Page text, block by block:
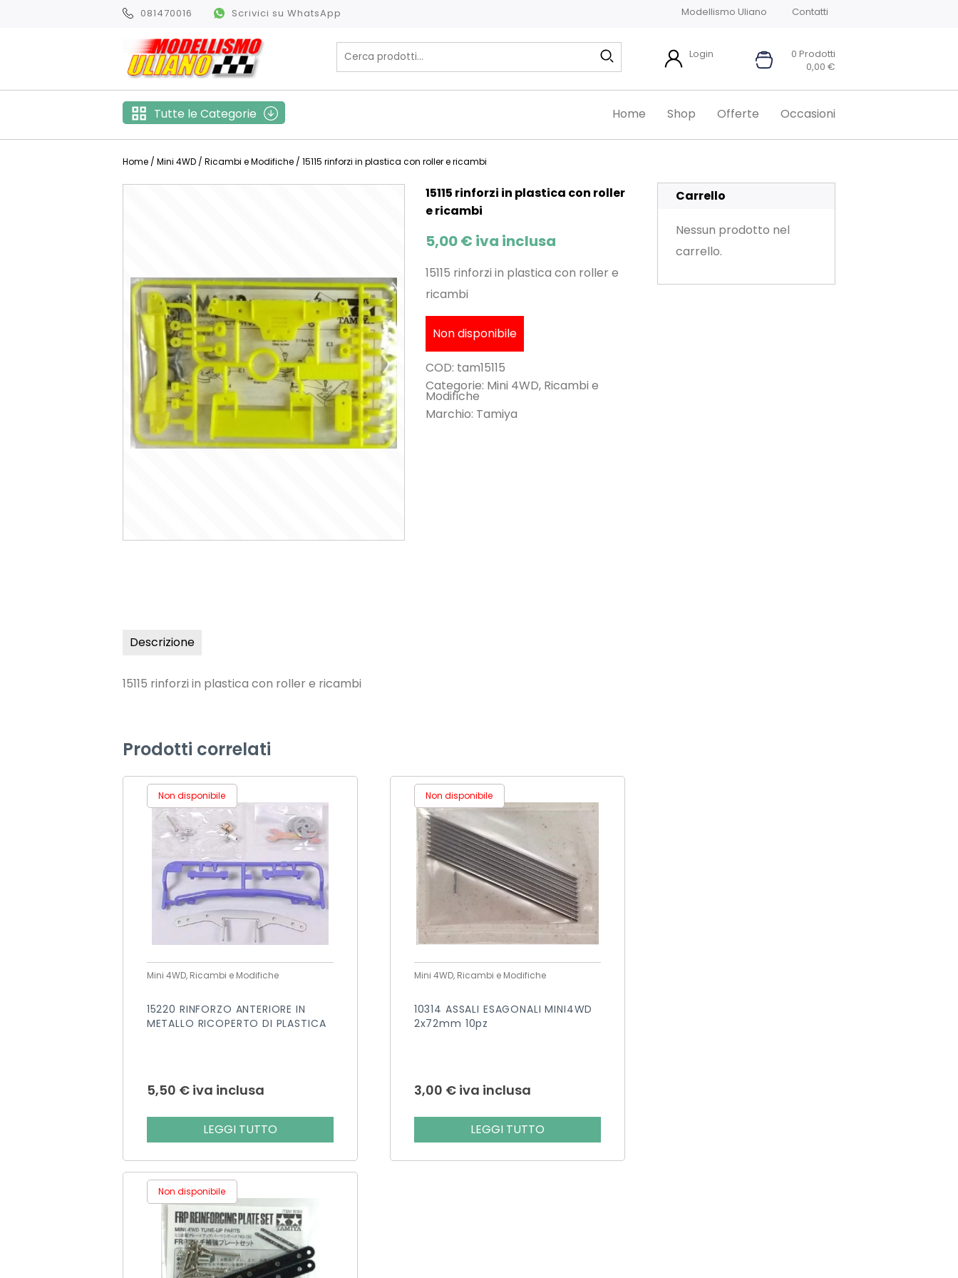
081470016 Scrivici su WhatsApp Modellismo Uliano Contatti
0 Prodotti
0,00 €
Login
Tutte le Categorie Home Shop Offerte Occasioni
Home / Mini 4WD / Ricambi e Modifiche / 15115 rinforzi in plastica con roller e ricambi
15115 rinforzi in plastica con roller
e ricambi
5,00€ iva inclusa
15115 rinforzi in plastica con roller e
ricambi
Non disponibile
COD: tam15115
Categorie: Mini 4WD, Ricambi e
Modifiche
Marchio: Tamiya
Descrizione
15115 rinforzi in plastica con roller e ricambi
Prodotti correlati
Non disponibile
Mini 4WD, Ricambi e Modifiche
15220 RINFORZO ANTERIORE IN
METALLO RICOPERTO DI PLASTICA
5,50 € iva inclusa
LEGGI TUTTO
Non disponibile
Mini 4WD, Ricambi e Modifiche
10314 ASSALI ESAGONALI MINI4WD
2x72mm 10pz
3,00 € iva inclusa
LEGGI TUTTO
Non disponibile
Carrello
Nessun prodotto nel
carrello.